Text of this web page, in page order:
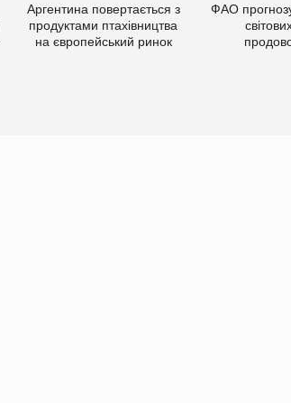
Аргентина повертається з
продуктами птахівництва
на європейський ринок
ФАО